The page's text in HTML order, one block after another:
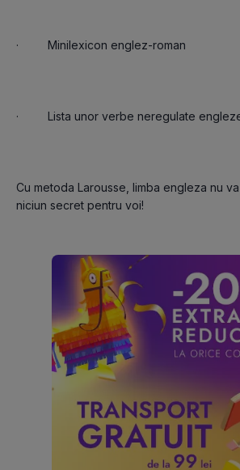
Cu metoda Larousse, limba engleza nu
niciun secret pentru voi!